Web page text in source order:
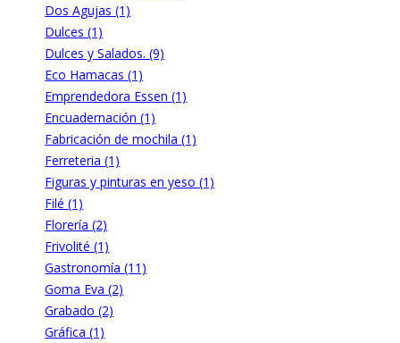
Dos Agujas (1)
Dulces (1)
Dulces y Salados. (9)
Eco Hamacas (1)
Emprendedora Essen (1)
Encuadernación (1)
Fabricación de mochila (1)
Ferreteria (1)
Figuras y pinturas en yeso (1)
Filé (1)
Florería (2)
Frivolité (1)
Gastronomía (11)
Goma Eva (2)
Grabado (2)
Gráfica (1)